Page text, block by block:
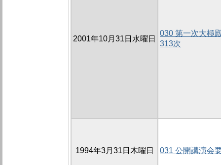
2001年10月31日水曜日
030 第一次大極
313次
1994年3月31日木曜日 031 公開講演会